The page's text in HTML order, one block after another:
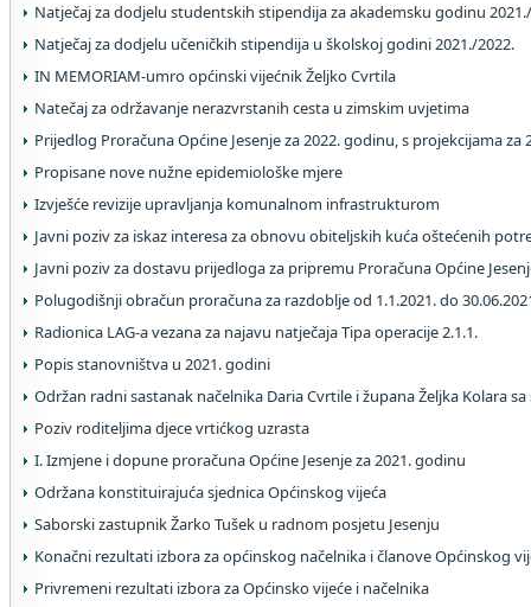
Natječaj za dodjelu studentskih stipendija za akademsku godinu
Natječaj za dodjelu učeničkih stipendija u školskoj godini 2021./2022.
IN MEMORIAM-umro općinski vijećnik Željko Cvrtila
Natečaj za održavanje nerazvrstanih cesta u zimskim uvjetima
Prijedlog Proračuna Općine Jesenje za 2022. godinu, s projekcijama za
Propisane nove nužne epidemiološke mjere
Izvješće revizije upravljanja komunalnom infrastrukturom
Javni poziv za iskaz interesa za obnovu obiteljskih kuća oštećenih
Javni poziv za dostavu prijedloga za pripremu Proračuna Općine
Polugodišnji obračun proračuna za razdoblje od 1.1.2021. do
Radionica LAG-a vezana za najavu natječaja Tipa operacije 2.1.1.
Popis stanovništva u 2021. godini
Održan radni sastanak načelnika Daria Cvrtile i župana Željka Kolara
Poziv roditeljima djece vrtićkog uzrasta
I. Izmjene i dopune proračuna Općine Jesenje za 2021. godinu
Održana konstituirajuća sjednica Općinskog vijeća
Saborski zastupnik Žarko Tušek u radnom posjetu Jesenju
Konačni rezultati izbora za općinskog načelnika i članove Općinskog
Privremeni rezultati izbora za Općinsko vijeće i načelnika